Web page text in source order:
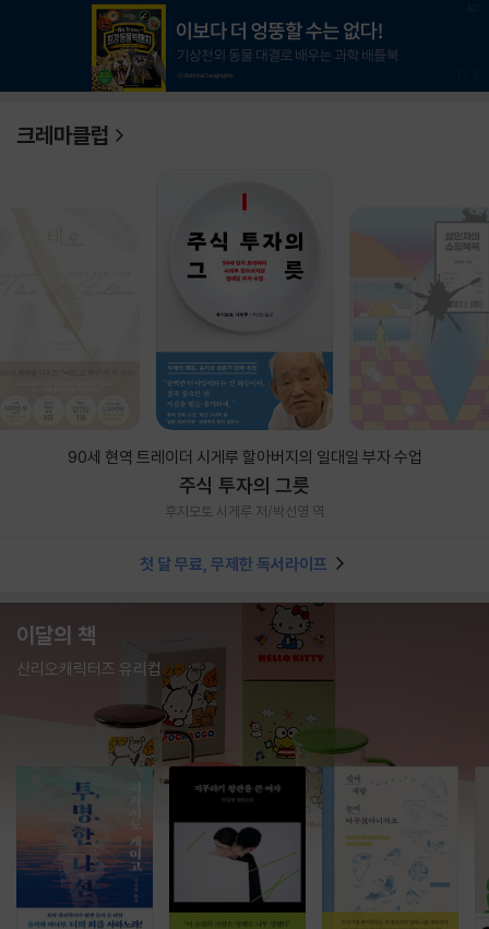
크레마클럽
90세 현역 트레이더 시게루 할아버지의 일대일 부자 수업
주식 투자의 그릇
후지모토 시게루 저/박선영 역
첫 달 무료, 무제한 독서라이프
이달의 책
산리오캐릭터즈 유리컵